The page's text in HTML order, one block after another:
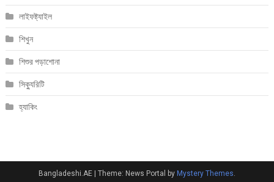
লাইফষ্ট্যাইল
শিখুন
শিশুর পড়াশোনা
সিক্যুরিটি
হ্যাকিং
Bangladeshi.AE Theme: News Portal by Mystery Themes.